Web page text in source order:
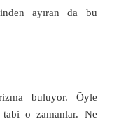
ayıran da bu
buluyor. Öyle
o zamanlar. Ne